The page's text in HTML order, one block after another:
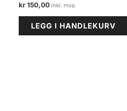
kr150,00
LEGG I HANDLEKURV